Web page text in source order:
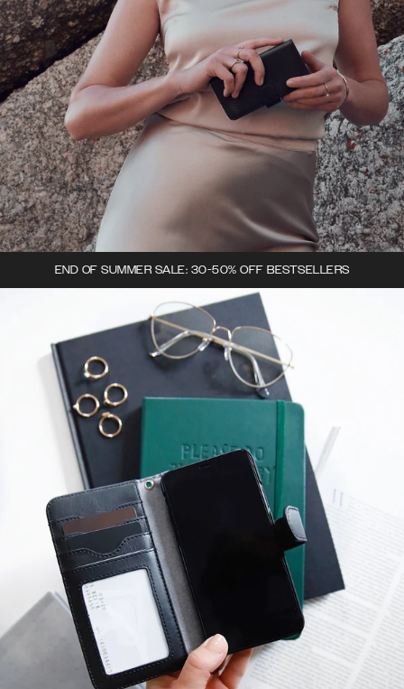
END OF SUMMER SALE: 30-50% OFF BESTSELLERS